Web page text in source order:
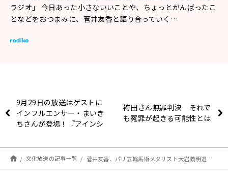
ラジオ」 今日あった小さないいことや、ちょっとがんばったこ
となどをおつまみに、菅井友香と語り合っていく…
9月29日の放送はゲストに
インフルエンサー・まいき
ちさんが登場！『アインシ
袴田さん無罪判決 それで
も冤罪が起きる可能性とは
文化放送の記事一覧 菅井友香、パリ五輪馬術メダリスト大岩義明選手らと会食！「3～4時間、馬トークしてました」